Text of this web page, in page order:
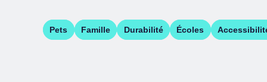
Pets Famille Durabilité Écoles